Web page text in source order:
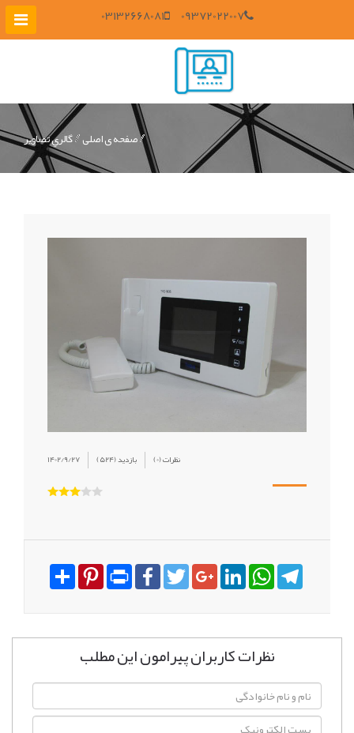
03132668081 09372022007
صفحه ی اصلی گالري تصاوير
1402/9/27 (524) بازدید (0) نظرات
SharePinterestPrint FacebookTwitterGoogle+LinkedInWhatsApp
نظرات کاربران پیرامون این مطلب